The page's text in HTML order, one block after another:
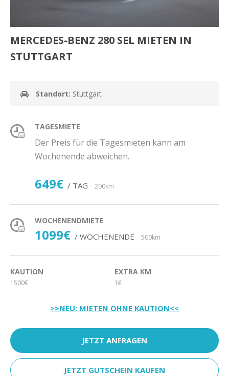
MERCEDES-BENZ 280 SEL MIETEN IN
STUTTGART
Standort: Stuttgart
TAGESMIETE
Der Preis für die Tagesmieten kann am
Wochenende abweichen.
649€ / TAG 200km
WOCHENENDMIETE
1099€ / WOCHENENDE 500km
KAUTION
1500€
EXTRA KM
1€
>>NEU: MIETEN OHNE KAUTION<<
JETZT ANFRAGEN
JETZT GUTSCHEIN KAUFEN